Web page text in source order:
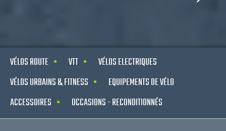
VÉLOS ROUTE VTT
VÉLOS ELECTRIQUES
VÉLOS URBAINS & FITNESS
EQUIPEMENTS DE VÉLO
ACCESSOIRES
OCCASIONS - RECONDITIONNÉS